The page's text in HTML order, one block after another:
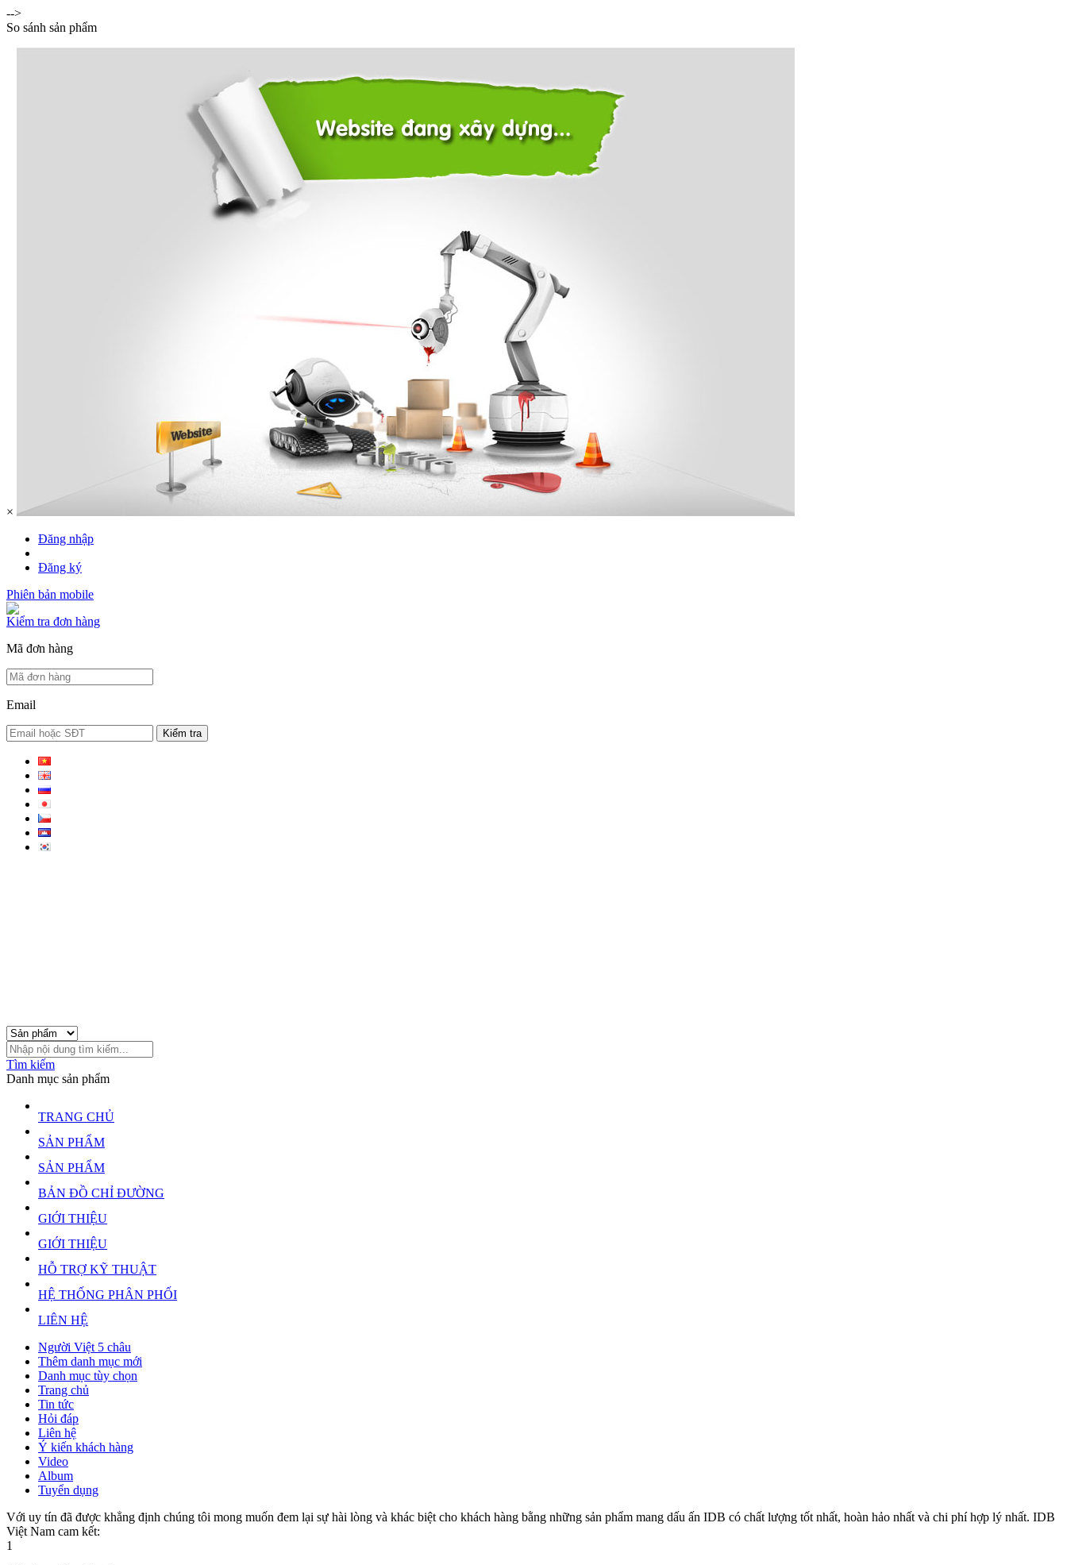
-->
So sánh sản phẩm
×
Đăng nhập
Đăng ký
Phiên bản mobile
Kiểm tra đơn hàng
Mã đơn hàng
Email
Kiểm tra
Tìm kiếm
Danh mục sản phẩm
TRANG CHỦ
SẢN PHẨM
SẢN PHẨM
BẢN ĐỒ CHỈ ĐƯỜNG
GIỚI THIỆU
GIỚI THIỆU
HỖ TRỢ KỸ THUẬT
HỆ THỐNG PHÂN PHỐI
LIÊN HỆ
Người Việt 5 châu
Thêm danh mục mới
Danh mục tùy chọn
Trang chủ
Tin tức
Hỏi đáp
Liên hệ
Ý kiến khách hàng
Video
Album
Tuyển dụng
Với uy tín đã được khẳng định chúng tôi mong muốn đem lại sự hài lòng và khác biệt cho khách hàng bằng những sản phẩm mang dấu ấn IDB có chất lượng tốt nhất, hoàn hảo nhất và chi phí hợp lý nhất. IDB
Việt Nam cam kết:
1